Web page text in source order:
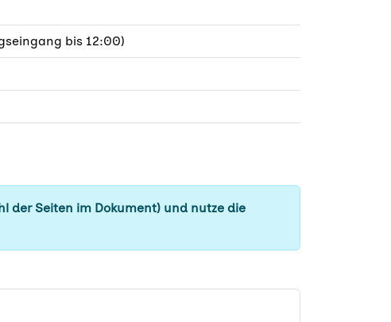
bis 12:00)
der Seiten im Dokument) und nutze die